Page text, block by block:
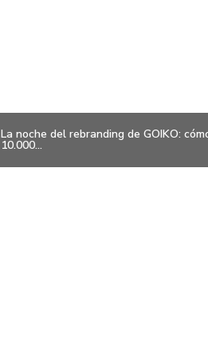
La noche del rebranding de GOIKO:
10.000...